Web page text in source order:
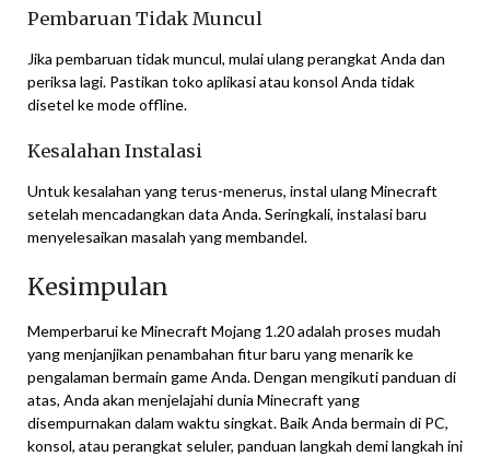
Pembaruan Tidak Muncul
Jika pembaruan tidak muncul, mulai ulang perangkat Anda dan
periksa lagi. Pastikan toko aplikasi atau konsol Anda tidak
disetel ke mode offline.
Kesalahan Instalasi
Untuk kesalahan yang terus-menerus, instal ulang Minecraft
setelah mencadangkan data Anda. Seringkali, instalasi baru
menyelesaikan masalah yang membandel.
Kesimpulan
Memperbarui ke Minecraft Mojang 1.20 adalah proses mudah
yang menjanjikan penambahan fitur baru yang menarik ke
pengalaman bermain game Anda. Dengan mengikuti panduan di
atas, Anda akan menjelajahi dunia Minecraft yang
disempurnakan dalam waktu singkat. Baik Anda bermain di PC,
konsol, atau perangkat seluler, panduan langkah demi langkah ini